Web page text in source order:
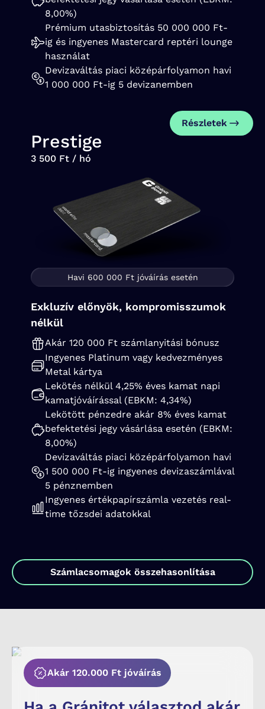
8,00%)
Prémium utasbiztosítás 50 000 000 Ft-
ig és ingyenes Mastercard reptéri lounge
használat
Devizaváltás piaci középárfolyamon havi
1 000 000 Ft-ig 5 devizanemben
Prestige
3 500 Ft / hó
Havi 600 000 Ft jóváírás esetén
Exkluzív előnyök, kompromisszumok
nélkül
Akár 120 000 Ft számlanyitási bónusz
Ingyenes Platinum vagy kedvezményes
Metal kártya
Lekötés nélkül 4,25% éves kamat napi
kamatjóváírással (EBKM: 4,34%)
Lekötött pénzedre akár 8% éves kamat
befektetési jegy vásárlása esetén (EBKM:
8,00%)
Devizaváltás piaci középárfolyamon havi
1 500 000 Ft-ig ingyenes devizaszámlával
5 pénznemben
Ingyenes értékpapírszámla vezetés real-
time tőzsdei adatokkal
Részletek
Számlacsomagok összehasonlítása
Akár 120.000 Ft jóváírás